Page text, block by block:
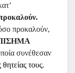
προκαλούν,
συνέθεσαν
τους.